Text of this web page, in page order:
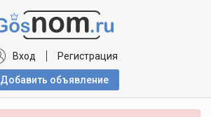
Вход Регистрация
Добавить объявлениe